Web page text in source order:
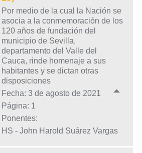
Por medio de la cual la Nación se
asocia a la conmemoración de los
120 años de fundación del
municipio de Sevilla,
departamento del Valle del
Cauca, rinde homenaje a sus
habitantes y se dictan otras
disposiciones
Fecha: 3 de agosto de 2021
Página: 1
Ponentes:
HS - John Harold Suárez Vargas